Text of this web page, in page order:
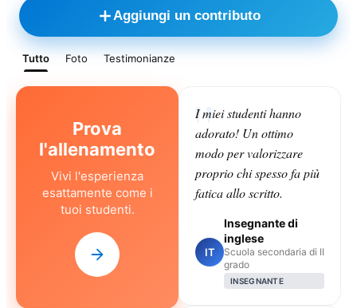
Aggiungi un contributo
Tutto Foto Testimonianze
Prova
l'allenamento
Vivi l'esperienza
esattamente come i
tuoi studenti.
I miei studenti hanno
adorato! Un ottimo
modo per valorizzare
proprio chi spesso fa più
fatica allo scritto.
IT
Insegnante di
inglese
Scuola secondaria di II
grado
INSEGNANTE